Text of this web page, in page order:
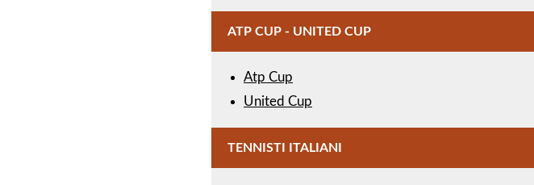
ATP CUP - UNITED CUP
Atp Cup
United Cup
TENNISTI ITALIANI